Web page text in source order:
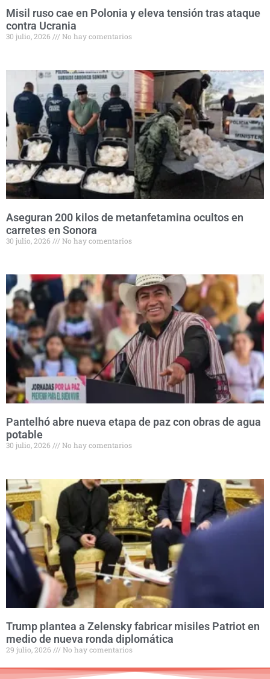
Misil ruso cae en Polonia y eleva tensión tras ataque
contra Ucrania
30 julio, 2026 No hay comentarios
Aseguran 200 kilos de metanfetamina ocultos en
carretes en Sonora
30 julio, 2026 No hay comentarios
Pantelhó abre nueva etapa de paz con obras de agua
potable
30 julio, 2026 No hay comentarios
Trump plantea a Zelensky fabricar misiles Patriot en
medio de nueva ronda diplomática
29 julio, 2026 No hay comentarios